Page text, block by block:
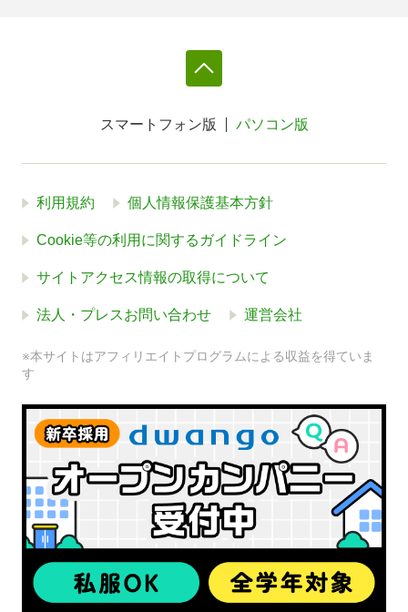
スマートフォン版 パソコン版
利用規約 個人情報保護基本方針
Cookie等の利用に関するガイドライン
サイトアクセス情報の取得について
法人・プレスお問い合わせ 運営会社
※本サイトはアフィリエイトプログラムによる収益を得ていま
す